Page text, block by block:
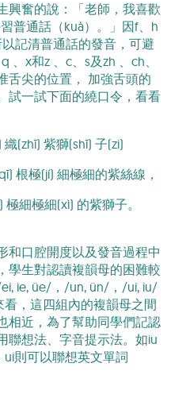
興奮的說：「老師，我喜歡
普通話（kuà）。」因f、h
記清普通話的發音，可避
、x和z 、c、s及zh 、ch、
舌尖的位置， 加強舌頭的
試一試下面的繞口令，看看
(zhī) 紫獅(shī) 子(zi)
根極(jí) 細極細的紫絲線，
細極細(xì) 的紫獅子。
和口腔開度以及發音過程中
學生對認讀複韻母的困難較
ie, üe/，/un, ün/，/ui, iu/
，這四組內的複韻母之間
相近，為了幫助同學們記認
聯想法、字音提示法。如iu
則可以聯想英文單詞